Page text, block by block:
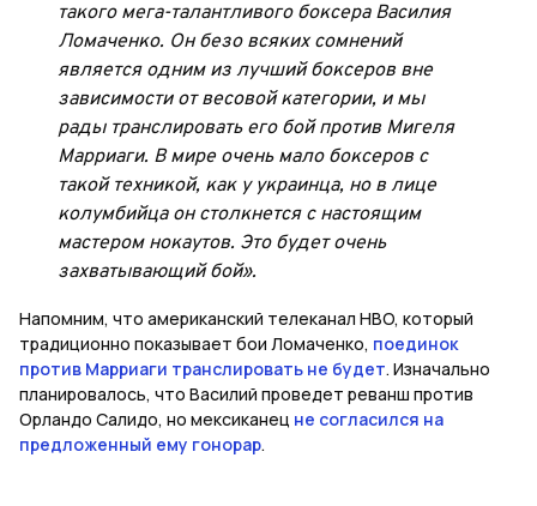
такого мега-талантливого боксера Василия
Ломаченко. Он безо всяких сомнений
является одним из лучший боксеров вне
зависимости от весовой категории, и мы
рады транслировать его бой против Мигеля
Марриаги. В мире очень мало боксеров с
такой техникой, как у украинца, но в лице
колумбийца он столкнется с настоящим
мастером нокаутов. Это будет очень
захватывающий бой».
Напомним, что американский телеканал HBO, который
традиционно показывает бои Ломаченко, поединок
против Марриаги транслировать не будет. Изначально
планировалось, что Василий проведет реванш против
Орландо Салидо, но мексиканец не согласился на
предложенный ему гонорар.